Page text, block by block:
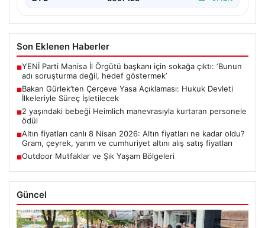
Son Eklenen Haberler
■YENİ Parti Manisa İl Örgütü başkanı için sokağa çıktı: ‘Bunun
adı soruşturma değil, hedef göstermek’
■Bakan Gürlek’ten Çerçeve Yasa Açıklaması: Hukuk Devleti
İlkeleriyle Süreç İşletilecek
■2 yaşındaki bebeği Heimlich manevrasıyla kurtaran personele
ödül
■Altın fiyatları canlı 8 Nisan 2026: Altın fiyatları ne kadar oldu?
Gram, çeyrek, yarım ve cumhuriyet altını alış satış fiyatları
■Outdoor Mutfaklar ve Şık Yaşam Bölgeleri
Güncel